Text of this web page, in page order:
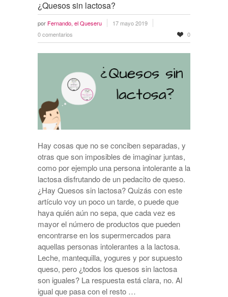
¿Quesos sin lactosa?
por Fernando, el Queseru
17 mayo 2019
0 comentarios
0
Hay cosas que no se conciben separadas, y
otras que son imposibles de imaginar juntas,
como por ejemplo una persona intolerante a la
lactosa disfrutando de un pedacito de queso.
¿Hay Quesos sin lactosa? Quizás con este
artículo voy un poco un tarde, o puede que
haya quién aún no sepa, que cada vez es
mayor el número de productos que pueden
encontrarse en los supermercados para
aquellas personas intolerantes a la lactosa.
Leche, mantequilla, yogures y por supuesto
queso, pero ¿todos los quesos sin lactosa
son iguales? La respuesta está clara, no. Al
igual que pasa con el resto …